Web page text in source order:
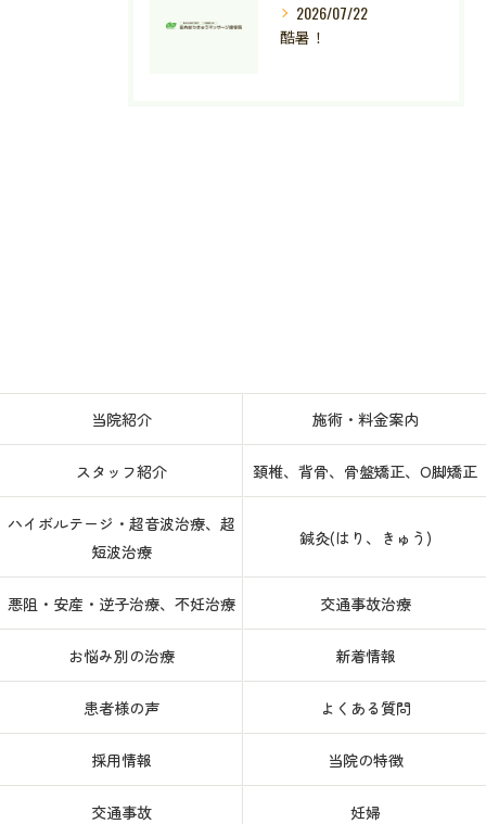
2026/07/22
酷暑！
当院紹介 施術・料金案内
スタッフ紹介 頚椎、背骨、骨盤矯正、O脚矯正
ハイボルテージ・超音波治療、超
短波治療
鍼灸(はり、きゅう)
悪阻・安産・逆子治療、不妊治療 交通事故治療
お悩み別の治療 新着情報
患者様の声 よくある質問
採用情報 当院の特徴
交通事故 妊婦